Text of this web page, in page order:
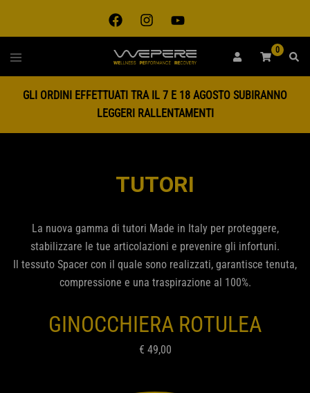
Toggle
menu
0
GLI ORDINI EFFETTUATI TRA IL 7 E 18 AGOSTO SUBIRANNO
LEGGERI RALLENTAMENTI
TUTORI
La nuova gamma di tutori Made in Italy per proteggere,
stabilizzare le tue articolazioni e prevenire gli infortuni.
Il tessuto Spacer con il quale sono realizzati, garantisce tenuta,
compressione e una traspirazione al 100%.
GINOCCHIERA ROTULEA
€ 49,00